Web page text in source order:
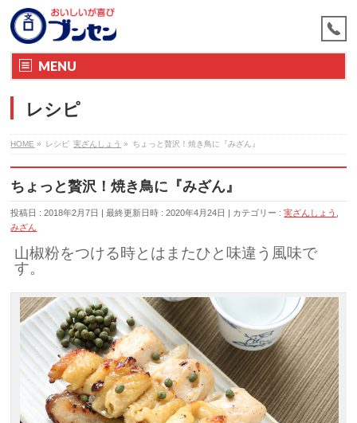
MENU
レシピ
HOME » レシピ 実ざんしょう » ちょっと贅沢！焼き鳥に『みざん』
ちょっと贅沢！焼き鳥に『みざん』
投稿日 : 2018年2月7日 最終更新日時 : 2020年4月24日 カテゴリー :実ざんしょう
みざん
山椒粉をつける時とはまたひと味違う風味で
す。